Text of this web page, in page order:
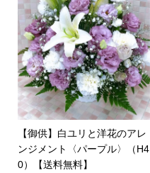
【御供】白ユリと洋花のアレ
ンジメント〈パープル〉（H4
0）【送料無料】